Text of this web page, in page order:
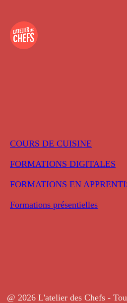
COURS DE CUISINE
FORMATIONS DIGITALES
FORMATIONS EN
Formations présentielles
@ 2026 L'atelier des Chefs -